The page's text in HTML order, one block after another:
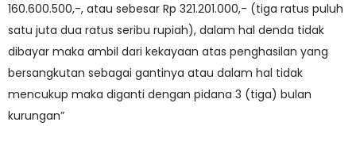
160.600.500,-, atau sebesar Rp 321.201.000,- (tiga ratus puluh
satu juta dua ratus seribu rupiah), dalam hal denda tidak
dibayar maka ambil dari kekayaan atas penghasilan yang
bersangkutan sebagai gantinya atau dalam hal tidak
mencukup maka diganti dengan pidana 3 (tiga) bulan
kurungan”